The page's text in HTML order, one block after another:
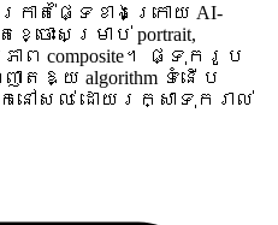
កាត់ផ្ទៃខាងក្រោយ AI-
ោះសម្រាប់ portrait,
composite។ ផ្ទុករូប
ឱ្យ algorithm ទំនើប
ៅសល់ ដោយរក្សាទុករាល់